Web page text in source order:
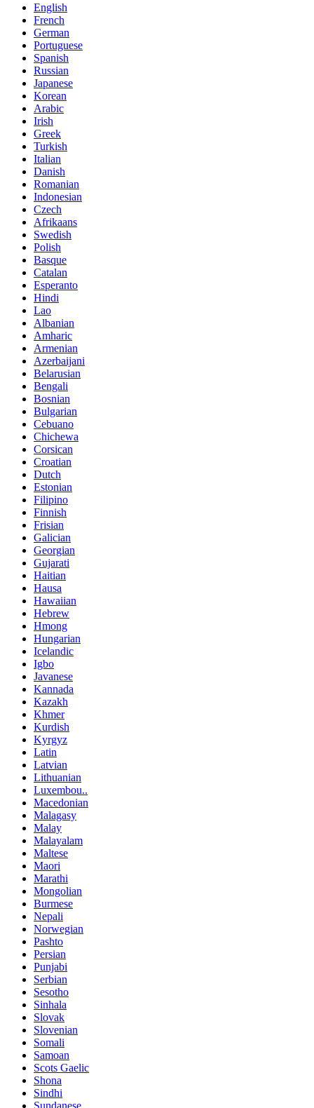
English
French
German
Portuguese
Spanish
Russian
Japanese
Korean
Arabic
Irish
Greek
Turkish
Italian
Danish
Romanian
Indonesian
Czech
Afrikaans
Swedish
Polish
Basque
Catalan
Esperanto
Hindi
Lao
Albanian
Amharic
Armenian
Azerbaijani
Belarusian
Bengali
Bosnian
Bulgarian
Cebuano
Chichewa
Corsican
Croatian
Dutch
Estonian
Filipino
Finnish
Frisian
Galician
Georgian
Gujarati
Haitian
Hausa
Hawaiian
Hebrew
Hmong
Hungarian
Icelandic
Igbo
Javanese
Kannada
Kazakh
Khmer
Kurdish
Kyrgyz
Latin
Latvian
Lithuanian
Luxembou..
Macedonian
Malagasy
Malay
Malayalam
Maltese
Maori
Marathi
Mongolian
Burmese
Nepali
Norwegian
Pashto
Persian
Punjabi
Serbian
Sesotho
Sinhala
Slovak
Slovenian
Somali
Samoan
Scots Gaelic
Shona
Sindhi
Sundanese